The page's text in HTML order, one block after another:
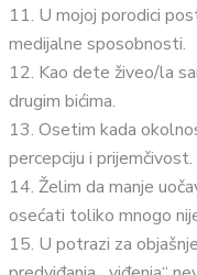
11. U mojoj porodici
medijalne sposobnosti.
12. Kao dete živeo/la
drugim bićima.
13. Osetim kada
percepciju i prijemčivost.
14. Želim da manje
osećati toliko mnogo
15. U potrazi za